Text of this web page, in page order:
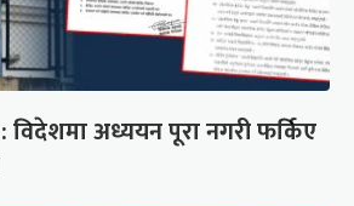
विदेशमा अध्ययन पूरा नगरी फर्किए